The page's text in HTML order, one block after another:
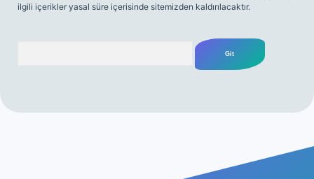
ilgili içerikler yasal süre içerisinde sitemizden kaldırılacaktır.